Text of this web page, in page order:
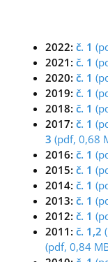
2022: č. 1
2021: č. 1
2020: č. 1
2019: č. 1
2018: č. 1
2017: č. 1
3 (pdf, 0,68
2016: č. 1
2015: č. 1
2014: č. 1
2013: č. 1
2012: č. 1
2011: č. 1,2
(pdf, 0,84